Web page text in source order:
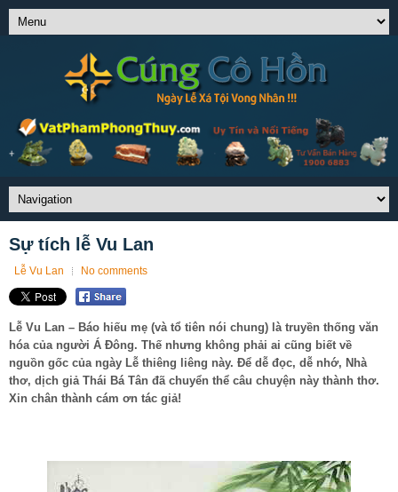
Sự tích lễ Vu Lan
Lễ Vu Lan No comments
Lễ Vu Lan – Báo hiếu mẹ (và tổ tiên nói chung) là truyền thống văn
hóa của người Á Đông. Thế nhưng không phải ai cũng biết về
nguồn gốc của ngày Lễ thiêng liêng này. Để dễ đọc, dễ nhớ, Nhà
thơ, dịch giả Thái Bá Tân đã chuyển thể câu chuyện này thành thơ.
Xin chân thành cám ơn tác giả!